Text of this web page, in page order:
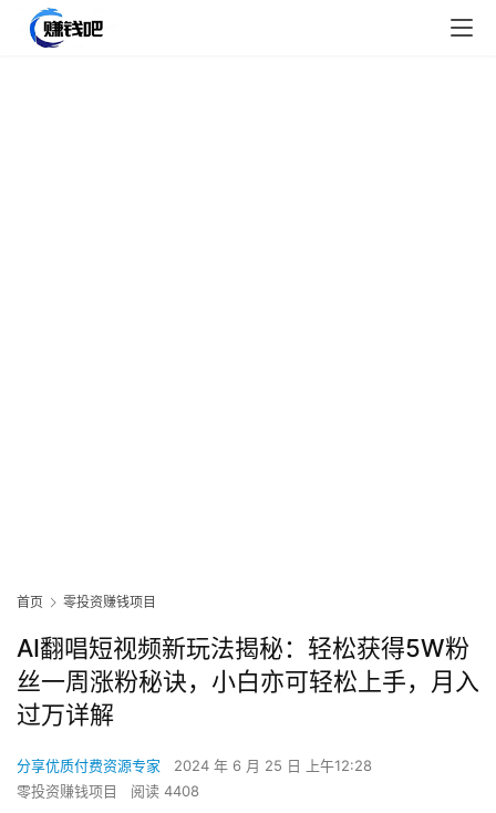
首页 零投资赚钱项目
AI翻唱短视频新玩法揭秘：轻松获得5W粉
丝一周涨粉秘诀，小白亦可轻松上手，月入
过万详解
分享优质付费资源专家
2024 年 6 月 25 日 上午12:28
零投资赚钱项目
阅读 4408